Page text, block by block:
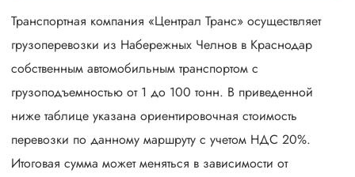
Транспортная компания «Централ Транс» осуществляет
грузоперевозки из Набережных Челнов в Краснодар
собственным автомобильным транспортом с
грузоподъемностью от 1 до 100 тонн. В приведенной
ниже таблице указана ориентировочная стоимость
перевозки по данному маршруту с учетом НДС 20%.
Итоговая сумма может меняться в зависимости от